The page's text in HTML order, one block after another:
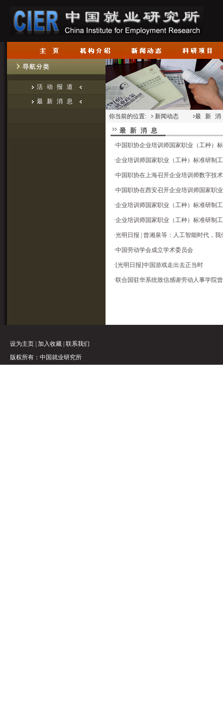
活动报道
最新消息
你当前的位置: 新闻动态 最新
最新消息
·中国职协企业培训师国家职业（工种）
·企业培训师国家职业（工种）标准研制
·中国职协在上海召开企业培训师数字技
·中国职协在西安召开企业培训师国家职
·企业培训师国家职业（工种）标准研制
·企业培训师国家职业（工种）标准研制
·光明日报 | 曾湘泉等：人工智能时代，
·中国劳动学会成立学术委员会
· [光明日报]中国游戏走出去正当时
·联合国驻华系统致信感谢劳动人事学院
设为主页 加入收藏 联系我们
版权所有：中国就业研究所